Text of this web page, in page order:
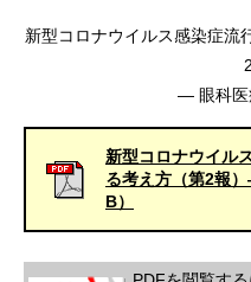
新型コロナウイルス感染症流
― 眼科
新型コロナウイル
る考え方（第2報
B）